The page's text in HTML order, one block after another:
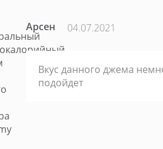
Арсен 04.07.2021
Вкус данного джема
подойдет